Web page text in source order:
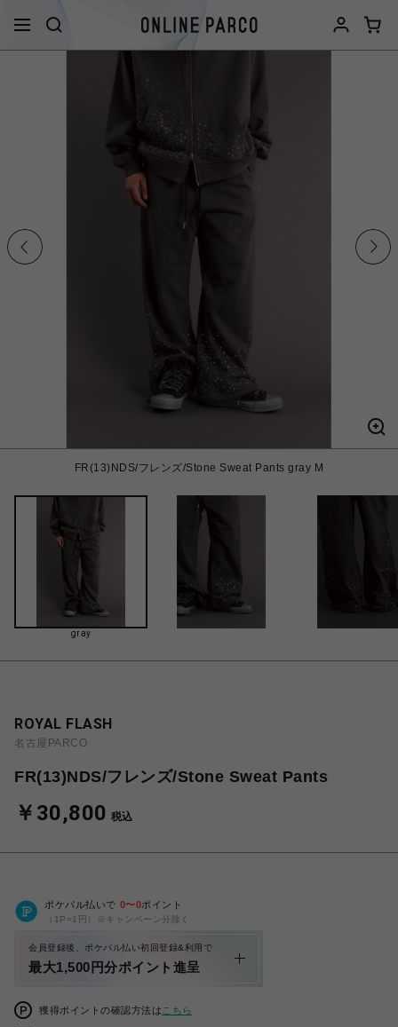
FR(13)NDS/フレンズ/Stone Sweat Pants gray M
gray
ROYAL FLASH
名古屋PARCO
FR(13)NDS/フレンズ/Stone Sweat Pants
￥30,800 税込
ポケパル払いで 0〜0ポイント
（1P=1円）※キャンペーン分除く
会員登録後、ポケパル払い初回登録&利用で
最大1,500円分ポイント進呈
獲得ポイントの確認方法は こちら